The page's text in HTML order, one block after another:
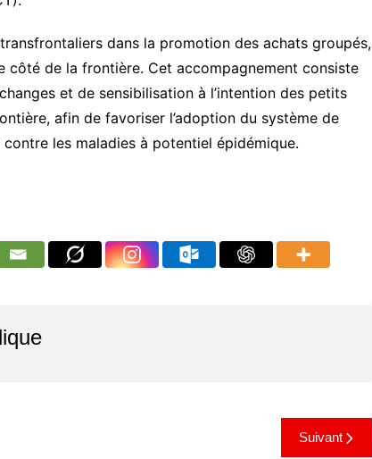
dans la promotion des achats groupés,
côté de la frontière. Cet accompagnement consiste
et de sensibilisation à l’intention des petits
afin de favoriser l’adoption du système de
les maladies à potentiel épidémique.
Suivant